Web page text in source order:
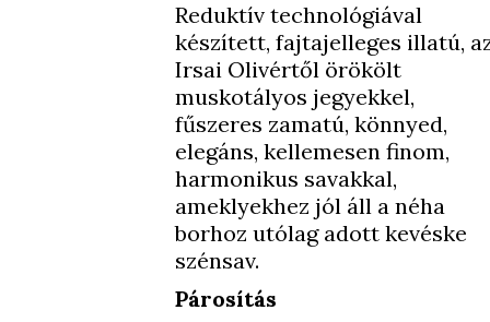
Reduktív technológiával
készített, fajtajelleges illatú,
Irsai Olivértől örökölt
muskotályos jegyekkel,
fűszeres zamatú, könnyed,
elegáns, kellemesen finom,
harmonikus savakkal,
ameklyekhez jól áll a néha
borhoz utólag adott kevéske
szénsav.
Párosítás